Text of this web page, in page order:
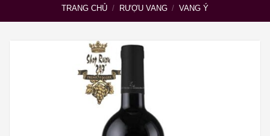
TRANG CHỦ / RƯỢU VANG / VANG Ý